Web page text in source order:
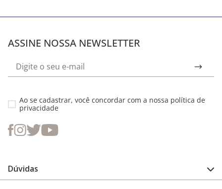
ASSINE NOSSA NEWSLETTER
Ao se cadastrar, você concordar com a nossa política de
privacidade
Dúvidas